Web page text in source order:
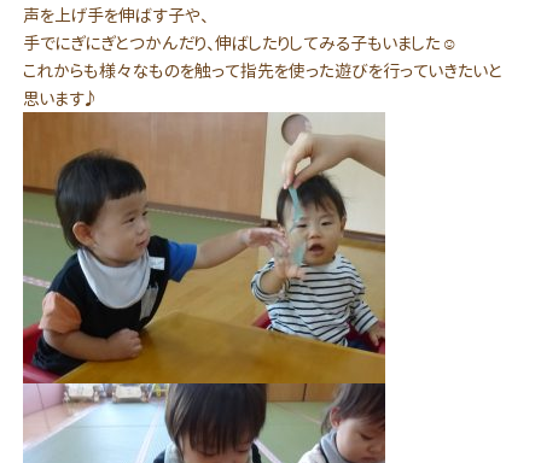
声を上げ手を伸ばす子や、
手でにぎにぎとつかんだり、伸ばしたりしてみる子もいました☺
これからも様々なものを触って指先を使った遊びを行っていきたいと
思います♪